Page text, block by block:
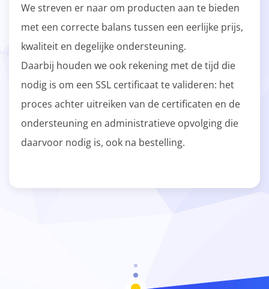
We streven er naar om producten aan te bieden
met een correcte balans tussen een eerlijke prijs,
kwaliteit en degelijke ondersteuning.
Daarbij houden we ook rekening met de tijd die
nodig is om een SSL certificaat te valideren: het
proces achter uitreiken van de certificaten en de
ondersteuning en administratieve opvolging die
daarvoor nodig is, ook na bestelling.